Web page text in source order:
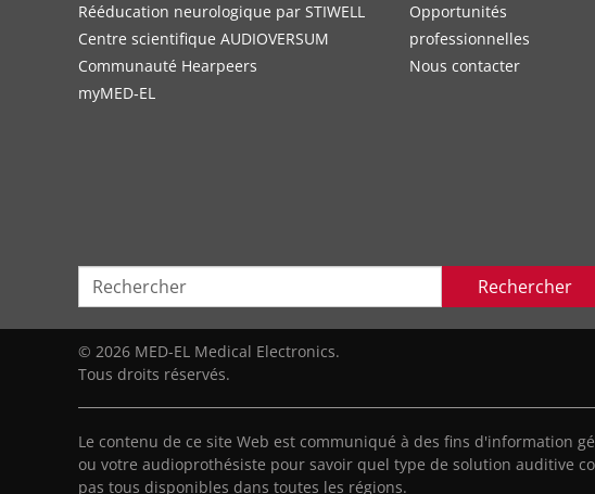
Rééducation neurologique par STIWELL
Centre scientifique AUDIOVERSUM
Communauté Hearpeers
myMED‑EL
Opportunités
professionnelles
Nous contacter
Rechercher
© 2026 MED-EL Medical Electronics.
Tous droits réservés.
Le contenu de ce site Web est communiqué à des fins d'information
ou votre audioprothésiste pour savoir quel type de solution auditive
pas tous disponibles dans toutes les régions.